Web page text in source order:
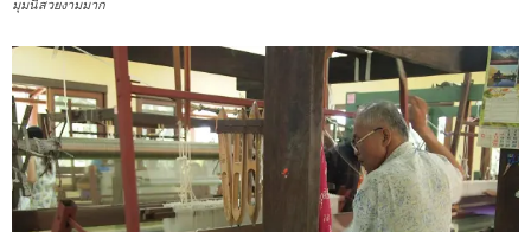
มุมนี้สวยงามมาก